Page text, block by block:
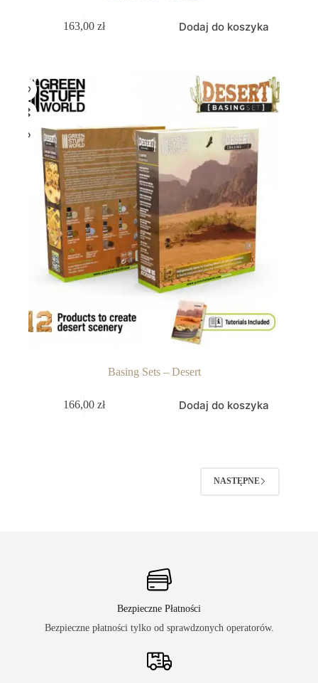
163,00zł Dodaj do koszyka
Basing Sets – Desert
166,00zł Dodaj do koszyka
NASTĘPNE
Bezpieczne Płatności
Bezpieczne płatności tylko od sprawdzonych operatorów.